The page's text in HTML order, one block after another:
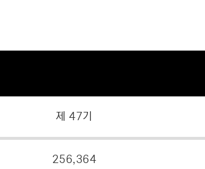
제 47기
256,364